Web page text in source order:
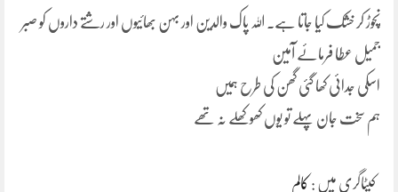
نچوڑ کر خشک کیا جاتا ہے۔ اللہ پاک والدین اور بہن بھائیوں اور رشتے داروں کو صبر
جمیل عطا فرمائے آمین
اسکی جدائی کھا گئی گھن کی طرح ہمیں
ہم سخت جان پہلے تو یوں کھوکھلے نہ تھے
کیٹاگری میں : کالم